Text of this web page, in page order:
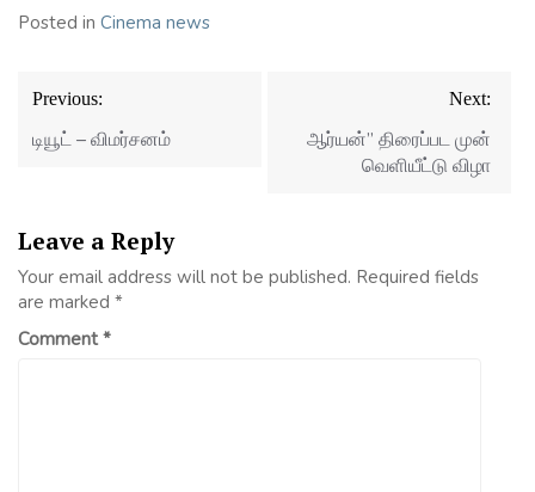
Posted in Cinema news
Post
navigation
Previous:
டியூட் – விமர்சனம்
Next:
ஆர்யன்” திரைப்பட முன்
வெளியீட்டு விழா
Leave a Reply
Your email address will not be published. Required fields
are marked *
Comment*